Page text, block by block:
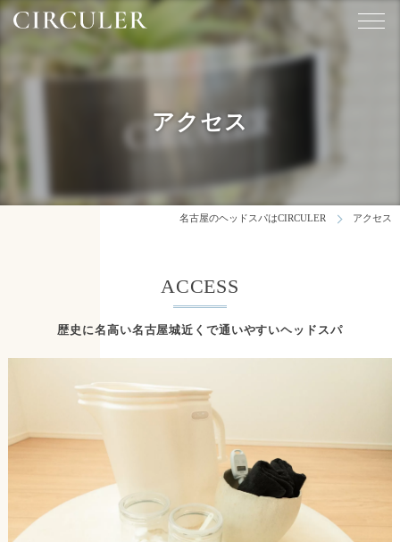
アクセス
名古屋のヘッドスパはCIRCULER アクセス
歴史に名高い名古屋城近くで通いやすいヘッドスパ
ACCESS